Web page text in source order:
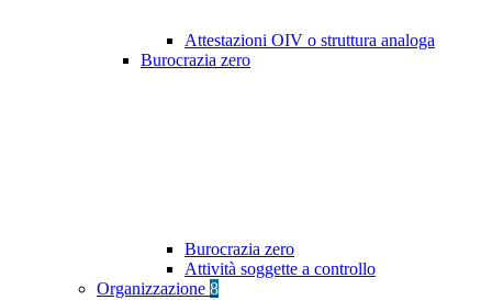
Attestazioni OIV o struttura analoga
Burocrazia zero
Burocrazia zero
Attività soggette a controllo
Organizzazione 8